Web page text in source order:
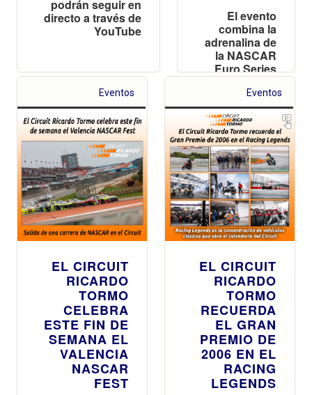
podrán seguir en
directo a través de
YouTube
El evento
combina la
adrenalina de
la NASCAR
Euro Series
con un
paddock
tematizado,
música en
directo y
exhibiciones
para todos
los públicos
Eventos
EL CIRCUIT
RICARDO
TORMO
CELEBRA
ESTE FIN DE
SEMANA EL
VALENCIA
NASCAR
FEST
Eventos
EL CIRCUIT
RICARDO
TORMO
RECUERDA
EL GRAN
PREMIO DE
2006 EN EL
RACING
LEGENDS